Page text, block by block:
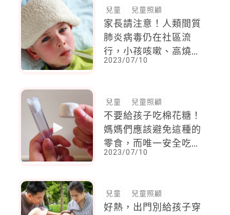
兒童 兒童照顧
家長請注意！人類間質
肺炎病毒仍在社區流
行，小孩咳嗽、高燒不
停恐中標
2023/07/10
兒童 兒童照顧
不要給孩子吃棉花糖！
媽媽們應該避免這種的
零食，而唯一安全吃棉
花糖的方法，就只有這
2023/07/10
兒童 兒童照顧
好熱，出門別給孩子穿